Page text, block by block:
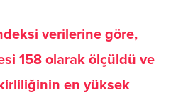
verilerine göre,
158 olarak ölçüldü ve
en yüksek